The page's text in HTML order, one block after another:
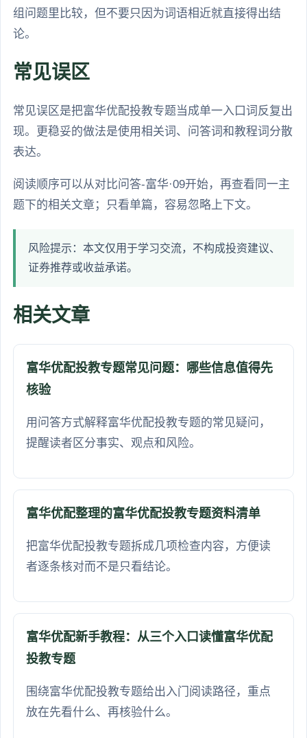
组问题里比较，但不要只因为词语相近就直接得出结
论。
常见误区
常见误区是把富华优配投教专题当成单一入口词反复出
现。更稳妥的做法是使用相关词、问答词和教程词分散
表达。
阅读顺序可以从对比问答-富华·09开始，再查看同一主
题下的相关文章；只看单篇，容易忽略上下文。
风险提示：本文仅用于学习交流，不构成投资建议、
证券推荐或收益承诺。
相关文章
富华优配投教专题常见问题：哪些信息值得先
核验
用问答方式解释富华优配投教专题的常见疑问，
提醒读者区分事实、观点和风险。
富华优配整理的富华优配投教专题资料清单
把富华优配投教专题拆成几项检查内容，方便读
者逐条核对而不是只看结论。
富华优配新手教程：从三个入口读懂富华优配
投教专题
围绕富华优配投教专题给出入门阅读路径，重点
放在先看什么、再核验什么。